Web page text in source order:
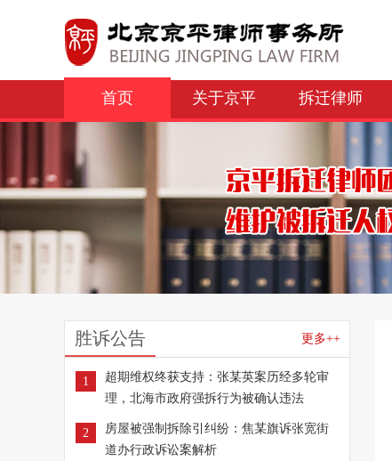
首页 关于京平 拆迁律师
胜诉公告 更多++
1
超期维权终获支持：张某英案历经多轮审
理，北海市政府强拆行为被确认违法
2
房屋被强制拆除引纠纷：焦某旗诉张宽街
道办行政诉讼案解析